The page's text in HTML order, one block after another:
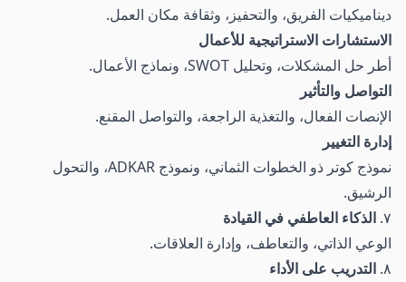
ديناميكيات الفريق، والتحفيز، وثقافة مكان العمل.
الاستشارات الاستراتيجية للأعمال
أطر حل المشكلات، وتحليل SWOT، ونماذج الأعمال.
التواصل والتأثير
الإنصات الفعال، والتغذية الراجعة، والتواصل المقنع.
إدارة التغيير
نموذج كوتر ذو الخطوات الثماني، ونموذج ADKAR، والتحول
الرشيق.
٧. الذكاء العاطفي في القيادة
الوعي الذاتي، والتعاطف، وإدارة العلاقات.
٨. التدريب على الأداء